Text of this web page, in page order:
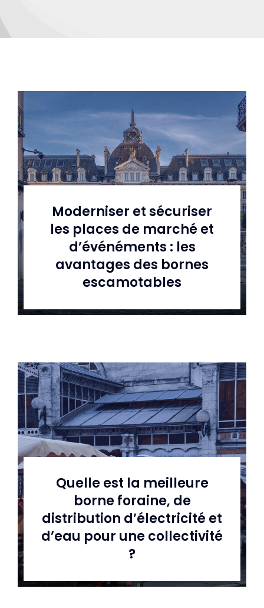
Moderniser et sécuriser
les places de marché et
d’événéments : les
avantages des bornes
escamotables
Quelle est la meilleure
borne foraine, de
distribution d’électricité et
d’eau pour une collectivité
?